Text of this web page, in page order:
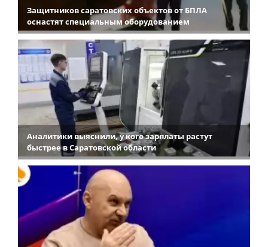
Защитников саратовских объектов от БПЛА
оснастят специальным оборудованием
Аналитики выяснили, у кого зарплаты растут
быстрее в Саратовской области